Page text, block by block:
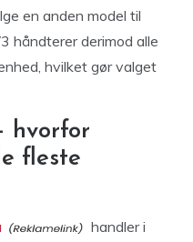
en anden model til
håndterer derimod alle
hvilket gør valget
hvorfor
fleste
handler i